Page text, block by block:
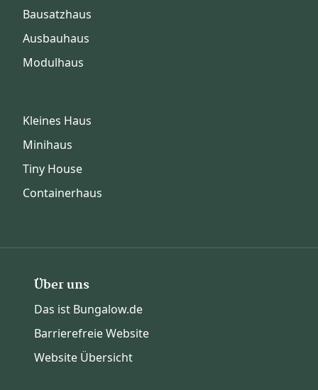
Bausatzhaus
Ausbauhaus
Modulhaus
Kleines Haus
Minihaus
Tiny House
Containerhaus
Über uns
Das ist Bungalow.de
Barrierefreie Website
Website Übersicht